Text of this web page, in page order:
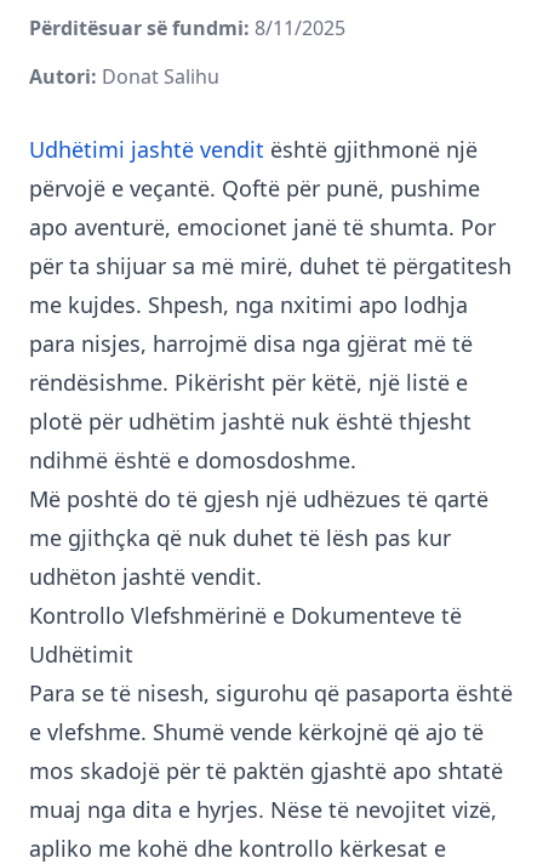
Përditësuar së fundmi: 8/11/2025
Autori: Donat Salihu
Udhëtimi jashtë vendit është gjithmonë një
përvojë e veçantë. Qoftë për punë, pushime
apo aventurë, emocionet janë të shumta. Por
për ta shijuar sa më mirë, duhet të përgatitesh
me kujdes. Shpesh, nga nxitimi apo lodhja
para nisjes, harrojmë disa nga gjërat më të
rëndësishme. Pikërisht për këtë, një listë e
plotë për udhëtim jashtë nuk është thjesht
ndihmë është e domosdoshme.
Më poshtë do të gjesh një udhëzues të qartë
me gjithçka që nuk duhet të lësh pas kur
udhëton jashtë vendit.
Kontrollo Vlefshmërinë e Dokumenteve të
Udhëtimit
Para se të nisesh, sigurohu që pasaporta është
e vlefshme. Shumë vende kërkojnë që ajo të
mos skadojë për të paktën gjashtë apo shtatë
muaj nga dita e hyrjes. Nëse të nevojitet vizë,
apliko me kohë dhe kontrollo kërkesat e